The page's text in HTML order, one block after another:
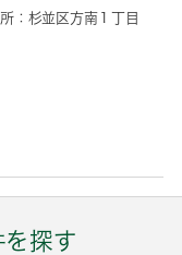
：杉並区方南１丁目
探す